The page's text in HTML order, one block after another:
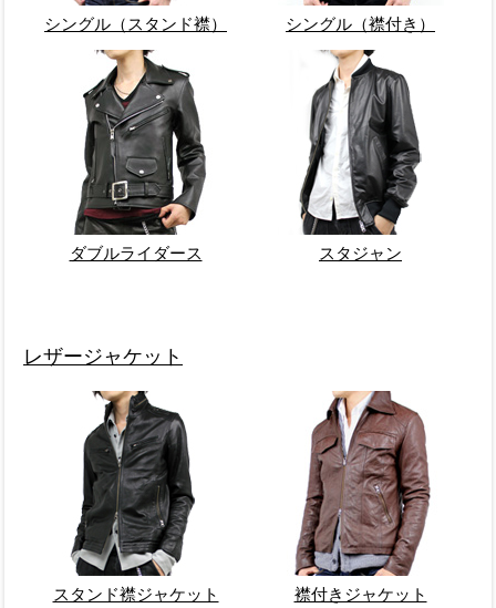
シングル（スタンド襟） シングル（襟付き）
ダブルライダース スタジャン
レザージャケット
スタンド襟ジャケット 襟付きジャケット